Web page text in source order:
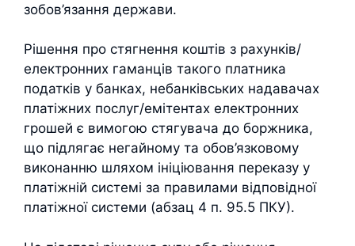
зобов’язання держави.
Рішення про стягнення коштів з рахунків/
електронних гаманців такого платника
податків у банках, небанківських надавачах
платіжних послуг/емітентах електронних
грошей є вимогою стягувача до боржника,
що підлягає негайному та обов’язковому
виконанню шляхом ініціювання переказу у
платіжній системі за правилами відповідної
платіжної системи (абзац 4 п. 95.5 ПКУ).